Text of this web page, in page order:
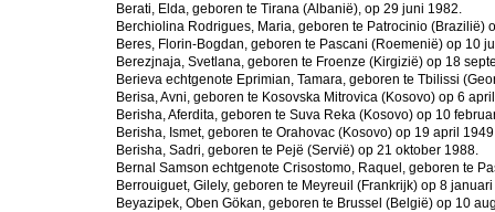
Berati, Elda, geboren te Tirana (Albanië), op 29 juni 1982.
Berchiolina Rodrigues, Maria, geboren te Patrocinio (Brazilië)
Beres, Florin-Bogdan, geboren te Pascani (Roemenië) op 10
Berezjnaja, Svetlana, geboren te Froenze (Kirgizië) op 18
Berieva echtgenote Eprimian, Tamara, geboren te Tbilissi
Berisa, Avni, geboren te Kosovska Mitrovica (Kosovo) op 6
Berisha, Aferdita, geboren te Suva Reka (Kosovo) op 10
Berisha, Ismet, geboren te Orahovac (Kosovo) op 19 april
Berisha, Sadri, geboren te Pejë (Servië) op 21 oktober 1988.
Bernal Samson echtgenote Crisostomo, Raquel, geboren te
Berrouiguet, Gilely, geboren te Meyreuil (Frankrijk) op 8
Beyazipek, Oben Gökan, geboren te Brussel (België) op 10